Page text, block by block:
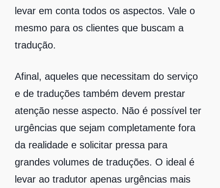
levar em conta todos os aspectos. Vale o
mesmo para os clientes que buscam a
tradução.
Afinal, aqueles que necessitam do serviço
e de traduções também devem prestar
atenção nesse aspecto. Não é possível ter
urgências que sejam completamente fora
da realidade e solicitar pressa para
grandes volumes de traduções. O ideal é
levar ao tradutor apenas urgências mais